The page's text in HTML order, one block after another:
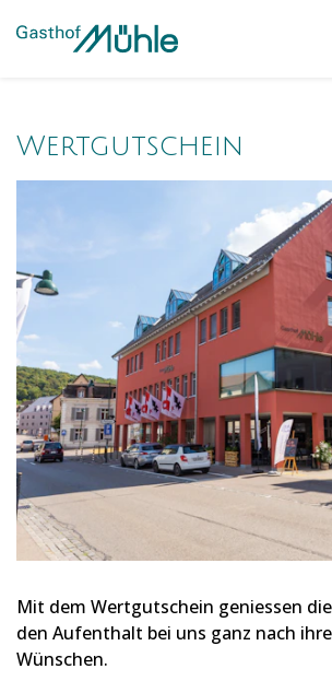
Wertgutschein
Mit dem Wertgutschein geniessen
den Aufenthalt bei uns ganz nach
Wünschen.